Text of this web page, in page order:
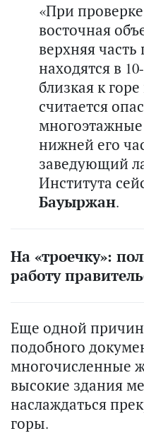
«При
восточная
верхняя
находятся в
близкая к
считается
нижней его
заведующий
Института
Бауыржан.
На «троечку»:
работу
Еще одной
подобного
многочисленные
высокие здания
наслаждаться
горы.